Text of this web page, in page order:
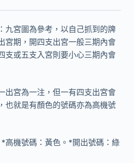
九宮圖為參考，以自己抓到的牌
宮期，開四支出宮一般三期內會
支或五支入宮則要小心三期內會
出宮為一注，但一有四支出宮會
也就是有顏色的號碼亦為高機號
高機號碼：黃色。*開出號碼：綠